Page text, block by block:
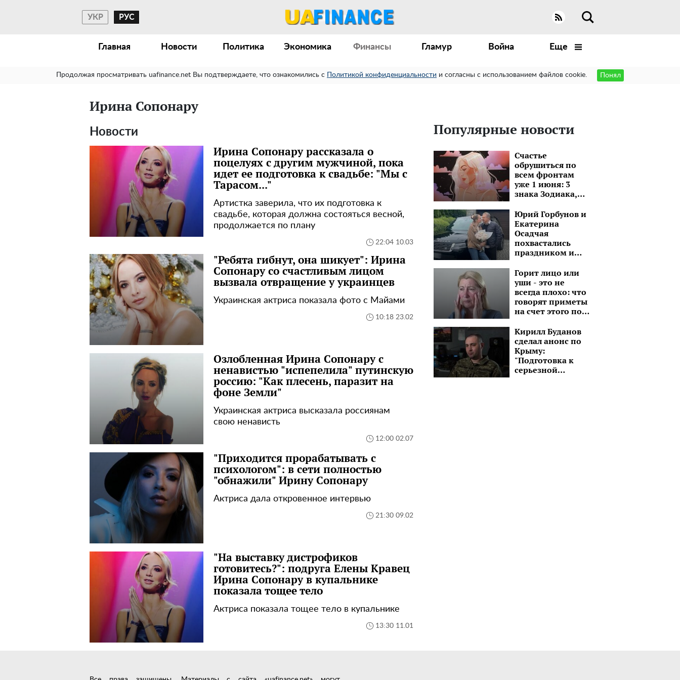
УКР РУС
Главная Новости Политика Экономика Финансы Гламур Война Еще
Продолжая просматривать uafinance.net Вы подтверждаете, что ознакомились с Политикой конфиденциальности и согласны с использованием файлов cookie. Понял
Ирина Сопонару
Новости
Ирина Сопонару рассказала о
поцелуях с другим мужчиной, пока
идет ее подготовка к свадьбе: "Мы с
Тарасом..."
Артистка заверила, что их подготовка к
свадьбе, которая должна состояться весной,
продолжается по плану
22:04 10.03
"Ребята гибнут, она шикует": Ирина
Сопонару со счастливым лицом
вызвала отвращение у украинцев
Украинская актриса показала фото с Майами
10:18 23.02
Озлобленная Ирина Сопонару с
ненавистью "испепелила" путинскую
россию: "Как плесень, паразит на
фоне Земли"
Украинская актриса высказала россиянам
свою ненависть
12:00 02.07
"Приходится прорабатывать с
психологом": в сети полностью
"обнажили" Ирину Сопонару
Актриса дала откровенное интервью
21:30 09.02
"На выставку дистрофиков
готовитесь?": подруга Елены Кравец
Ирина Сопонару в купальнике
показала тощее тело
Актриса показала тощее тело в купальнике
13:30 11.01
Популярные новости
Счастье
обрушиться по
всем фронтам
уже 1 июня: 3
знака Зодиака,
уже в июне
Юрий Горбунов и
Екатерина
Осадчая
похвастались
праздником и
черным авто:
"Завтра снова в
путь!"
Горит лицо или
уши - это не
всегда плохо: что
говорят приметы
на счет этого по
Кирилл Буданов
сделал анонс по
Крыму:
"Подготовка к
серьезной